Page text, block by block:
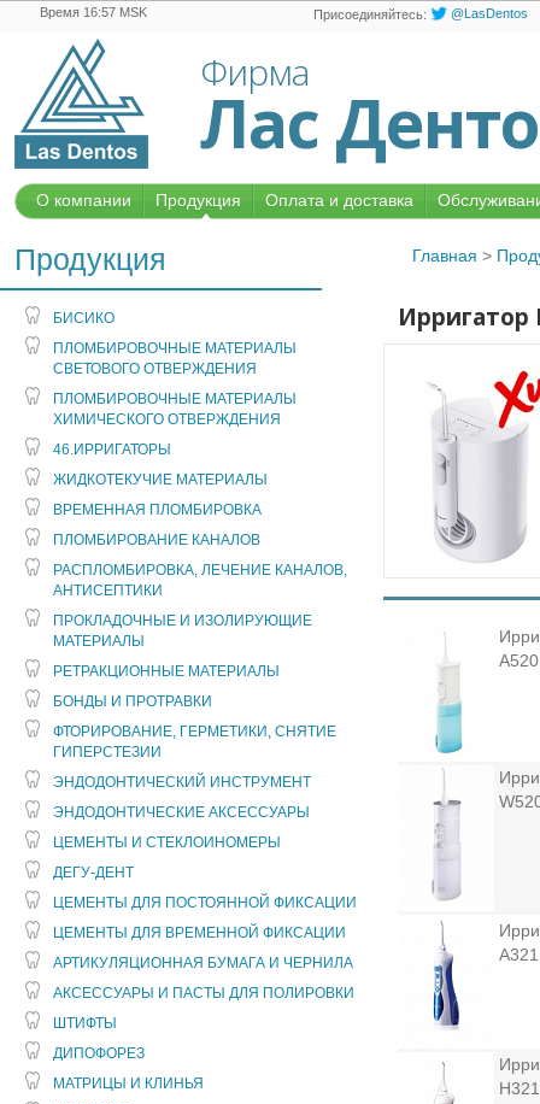
Время 16:57 MSK Присоединяйтесь: @LasDentos
Фирма
Лас
О компании Продукция Оплата и доставка
Продукция
БИСИКО
ПЛОМБИРОВОЧНЫЕ МАТЕРИАЛЫ
СВЕТОВОГО ОТВЕРЖДЕНИЯ
ПЛОМБИРОВОЧНЫЕ МАТЕРИАЛЫ
ХИМИЧЕСКОГО ОТВЕРЖДЕНИЯ
46.ИРРИГАТОРЫ
ЖИДКОТЕКУЧИЕ МАТЕРИАЛЫ
ВРЕМЕННАЯ ПЛОМБИРОВКА
ПЛОМБИРОВАНИЕ КАНАЛОВ
РАСПЛОМБИРОВКА, ЛЕЧЕНИЕ КАНАЛОВ,
АНТИСЕПТИКИ
ПРОКЛАДОЧНЫЕ И ИЗОЛИРУЮЩИЕ
МАТЕРИАЛЫ
РЕТРАКЦИОННЫЕ МАТЕРИАЛЫ
БОНДЫ И ПРОТРАВКИ
ФТОРИРОВАНИЕ, ГЕРМЕТИКИ, СНЯТИЕ
ГИПЕРСТЕЗИИ
ЭНДОДОНТИЧЕСКИЙ ИНСТРУМЕНТ
ЭНДОДОНТИЧЕСКИЕ АКСЕССУАРЫ
ЦЕМЕНТЫ И СТЕКЛОИНОМЕРЫ
ДЕГУ-ДЕНТ
ЦЕМЕНТЫ ДЛЯ ПОСТОЯННОЙ ФИКСАЦИИ
ЦЕМЕНТЫ ДЛЯ ВРЕМЕННОЙ ФИКСАЦИИ
АРТИКУЛЯЦИОННАЯ БУМАГА И ЧЕРНИЛА
АКСЕССУАРЫ И ПАСТЫ ДЛЯ ПОЛИРОВКИ
ШТИФТЫ
ДИПОФОРЕЗ
МАТРИЦЫ И КЛИНЬЯ
Главная >
Ирригатор
А520
А321
H321